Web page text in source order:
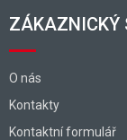
ZÁKAZNICKÝ
O nás
Kontakty
Kontaktní formulář